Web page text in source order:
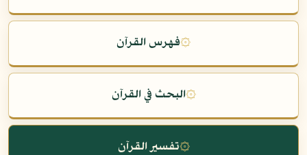
۞فهرس القرآن
۞البحث في القرآن
۞تفسير القرآن